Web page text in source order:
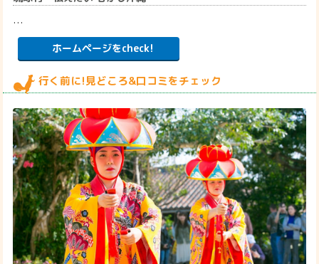
…
ホームページをcheck!
行く前に!見どころ&口コミをチェック